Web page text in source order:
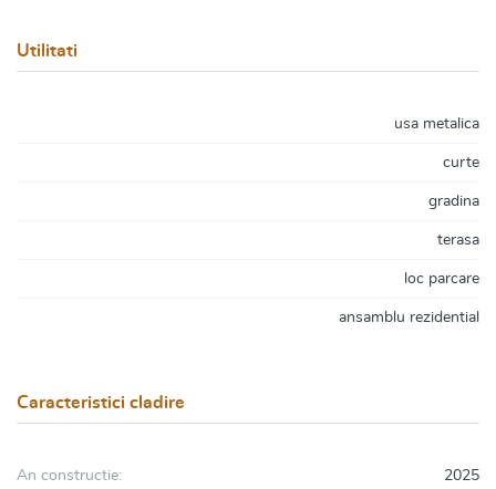
Utilitati
usa metalica
curte
gradina
terasa
loc parcare
ansamblu rezidential
Caracteristici cladire
An constructie: 2025